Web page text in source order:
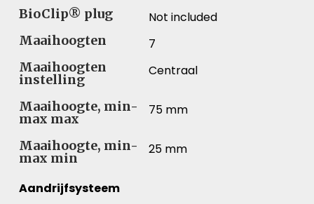
BioClip® plug
Not included
Maaihoogten
7
Maaihoogten
instelling
Centraal
Maaihoogte, min-
max max
75 mm
Maaihoogte, min-
max min
25 mm
Aandrijfsysteem